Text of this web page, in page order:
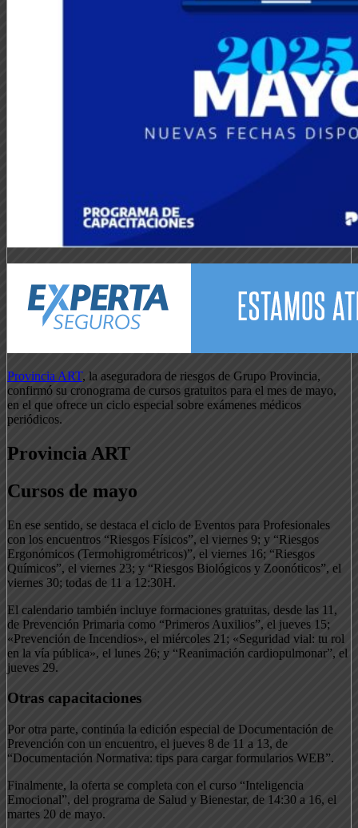
Provincia ART, la aseguradora de riesgos de Grupo Provincia,
confirmó su cronograma de cursos gratuitos para el mes de mayo,
en el que ofrece un ciclo especial sobre exámenes médicos
periódicos.
Provincia ART
Cursos de mayo
En ese sentido, se destaca el ciclo de Eventos para Profesionales
con los encuentros “Riesgos Físicos”, el viernes 9; y “Riesgos
Ergonómicos (Termohigrométricos)”, el viernes 16; “Riesgos
Químicos”, el viernes 23; y “Riesgos Biológicos y Zoonóticos”, el
viernes 30; todas de 11 a 12:30H.
El calendario también incluye formaciones gratuitas, desde las 11,
de Prevención Primaria como “Primeros Auxilios”, el jueves 15;
«Prevención de Incendios», el miércoles 21; «Seguridad vial: tu rol
en la vía pública», el lunes 26; y “Reanimación cardiopulmonar”, el
jueves 29.
Otras capacitaciones
Por otra parte, continúa la edición especial de Documentación de
Prevención con un encuentro, el jueves 8 de 11 a 13, de
“Documentación Normativa: tips para cargar formularios WEB”.
Finalmente, la oferta se completa con el curso “Inteligencia
Emocional”, del programa de Salud y Bienestar, de 14:30 a 16, el
martes 20 de mayo.